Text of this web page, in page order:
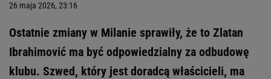
26 maja 2026, 23:16
Ostatnie zmiany w Milanie sprawiły, że to Zlatan
Ibrahimović ma być odpowiedzialny za odbudowę
klubu. Szwed, który jest doradcą właścicieli, ma